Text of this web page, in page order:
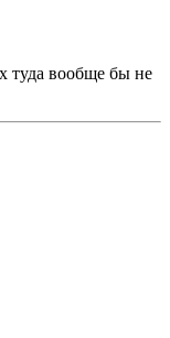
туда вообще бы не